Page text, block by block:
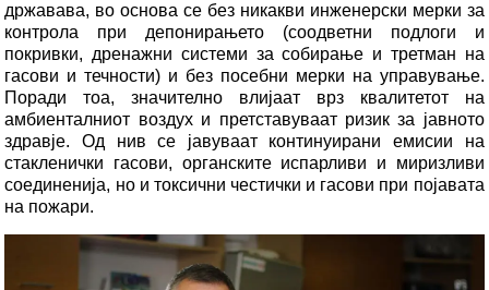
државава, во основа се без никакви инженерски мерки за
контрола при депонирањето (соодветни подлоги и
покривки, дренажни системи за собирање и третман на
гасови и течности) и без посебни мерки на управување.
Поради тоа, значително влијаат врз квалитетот на
амбиенталниот воздух и претставуваат ризик за јавното
здравје. Од нив се јавуваат континуирани емисии на
стакленички гасови, органските испарливи и миризливи
соединенија, но и токсични честички и гасови при појавата
на пожари.